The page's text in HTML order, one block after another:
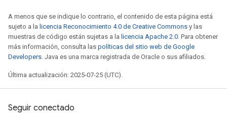
A menos que se indique lo contrario, el contenido de esta página está
sujeto a la licencia Reconocimiento 4.0 de Creative Commons y las
muestras de código están sujetas a la licencia Apache 2.0. Para obtener
más información, consulta las políticas del sitio web de Google
Developers. Java es una marca registrada de Oracle o sus afiliados.
Última actualización: 2025-07-25 (UTC).
Seguir conectado